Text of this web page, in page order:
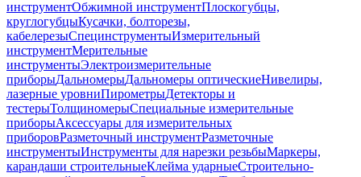
инструментОбжимной инструментПлоскогубцы,
круглогубцыКусачки, болторезы,
кабелерезыСпецинструментыИзмерительный
инструментМерительные
инструментыЭлектроизмерительные
приборыДальномерыДальномеры оптическиеНивелиры,
лазерные уровниПирометрыДетекторы и
тестерыТолщиномерыСпециальные измерительные
приборыАксессуары для измерительных
приборовРазметочный инструментРазметочные
инструментыИнструменты для нарезки резьбыМаркеры,
карандаши строительныеКлейма ударныеСтроительно-